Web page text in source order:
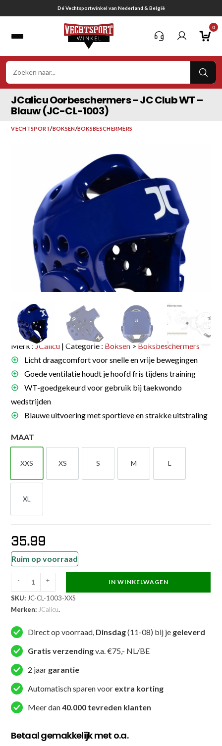
naar
Gratis verzending vanaf € 75,-
0
JCalicu Oorbeschermers – JC Club WT –
Blauw (JC-CL-1003)
VECHTSPORT/BOKSEN/BOKSBESCHERMERS
Merk :JCalicu | Categorie : Boksen>Boksbeschermers
Licht draagcomfort voor snelle en vrije bewegingen
Goede ventilatie houdt je hoofd fris tijdens training
WT-goedgekeurd voor gebruik bij taekwondo
wedstrijden
Blauwe uitvoering met sportieve en strakke uitstraling
MAAT
XXS
XXS
XS
XS
S
S
M
M
L
L
XL
XL
35.99
Ruim op voorraad
JCalicu
Oorbeschermers
-
JC
Club
WT
Blauw
(JC-
1003)
- + IN WINKELWAGEN
SKU: JC-CL-1003-XXS
Merken: JCalicu.
Direct op voorraad, Dinsdag(11-08) bij je geleverd
Gratis verzendingv.a. €75,- NL/BE
2 jaar garantie
Automatisch sparen voor extra korting
Meer dan40.000 tevreden klanten
Betaal gemakkelijk met o.a.